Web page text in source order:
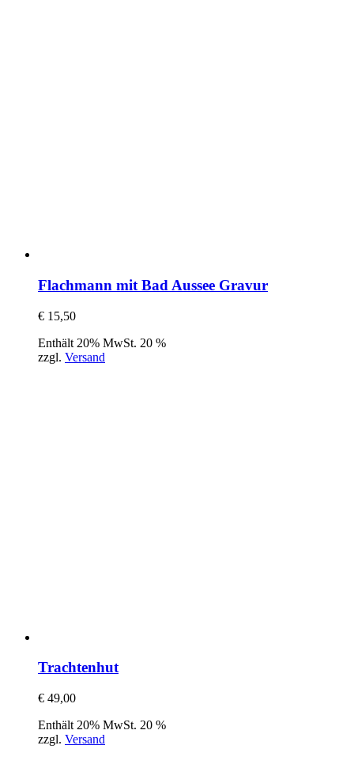
Flachmann mit Bad Aussee Gravur
€ 15,50
Enthält 20% MwSt. 20 %
zzgl. Versand
Trachtenhut
€ 49,00
Enthält 20% MwSt. 20 %
zzgl. Versand